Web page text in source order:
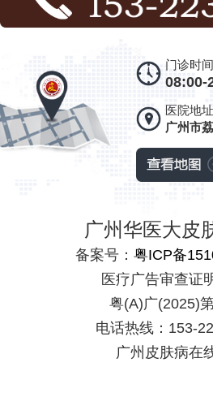
门诊时间
08:00-
医院地址
广州市
广州华医大皮
备案号： 粤ICP备
医疗广告审查证
粤(A)广(2025)
电话热线：153-
广州皮肤病在